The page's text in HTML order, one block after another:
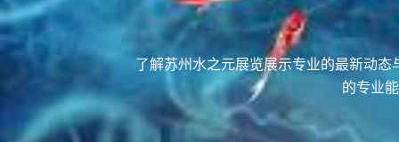
了解苏州水之元展览展示专业的最新动
的专业